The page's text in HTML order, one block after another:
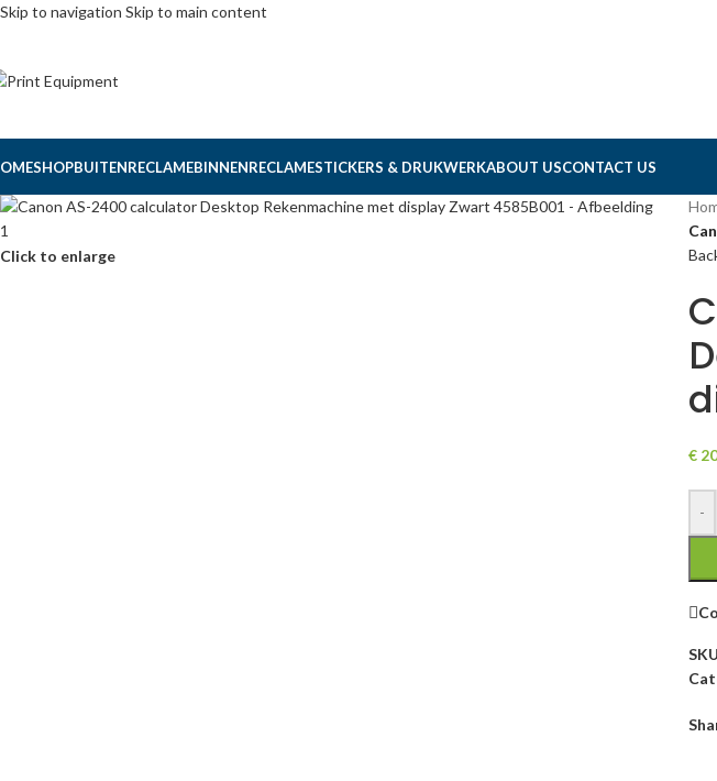
Skip to navigation Skip to main content
SHOPBUITENRECLAMEBINNENRECLAMESTICKERS & DRUKWERKABOUT USCONTACT US
Click to enlarge
€
-